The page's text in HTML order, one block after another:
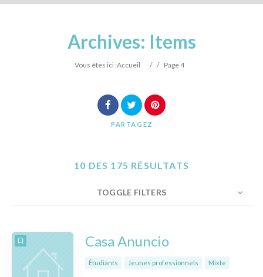
Archives: Items
Vous êtes ici :Accueil / / Page 4
PARTAGEZ
10 DES 175 RÉSULTATS
TOGGLE FILTERS
NOMBRE 10 Casa Anuncio
Étudiants Jeunes professionnels Mixte